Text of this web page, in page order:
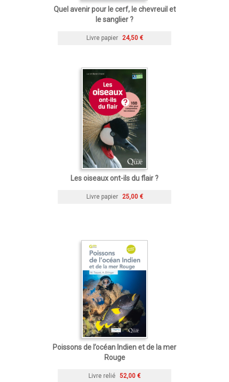
Quel avenir pour le cerf, le chevreuil et
le sanglier ?
Livre papier 24,50 €
Les oiseaux ont-ils du flair ?
Livre papier 25,00 €
Poissons de l’océan Indien et de la mer
Rouge
Livre relié 52,00 €